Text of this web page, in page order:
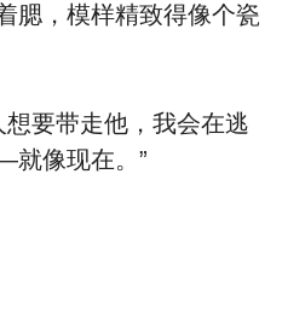
腮，模样精致得像个瓷
要带走他，我会在逃
像现在。”